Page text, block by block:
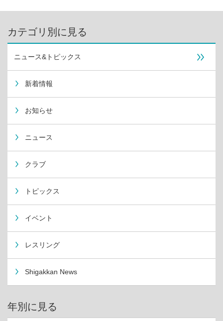
カテゴリ別に見る
ニュース&トピックス
新着情報
お知らせ
ニュース
クラブ
トピックス
イベント
レスリング
Shigakkan News
年別に見る